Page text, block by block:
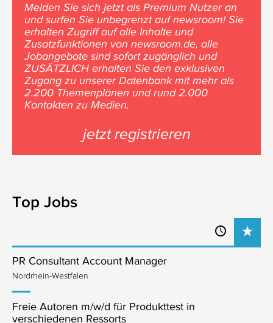
Melden Sie sich jetzt als Premium Nutzer an
und surfen Sie unbegrenzt auf newsroom! Sie
erhalten Zugriff auf alle Inhalte und
Zusatzfunktionen von newsroom.de, alle
Jobangebote sind sofort zugänglich und
ZUSÄTZLICH erhalten Sie den exklusiven
Zugang zu unserer Datenbank mit mehr als
2.200 Themenplänen und rund 2.000
Kontakten zu Medien.
jetzt registrieren
Top Jobs
PR Consultant Account Manager
Nordrhein-Westfalen
Freie Autoren m/w/d für Produkttest in
verschiedenen Ressorts